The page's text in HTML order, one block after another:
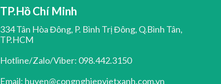
TP.Hồ Chí Minh
334 Tân Hòa Đông, P. Bình Trị Đông, Q.Bình Tân,
TP.HCM
Hotline/Zalo/Viber: 098.442.3150
Email: huyen@congnghiepvietxanh.com.vn